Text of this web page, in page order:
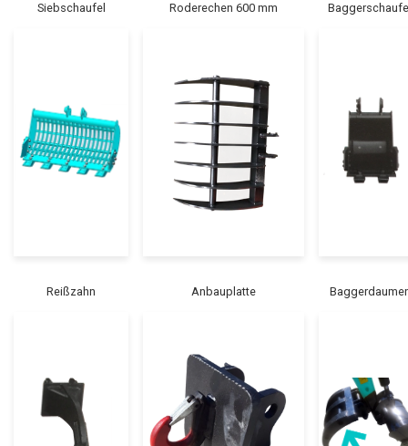
Siebschaufel Roderechen 600 mm
Reißzahn Anbauplatte